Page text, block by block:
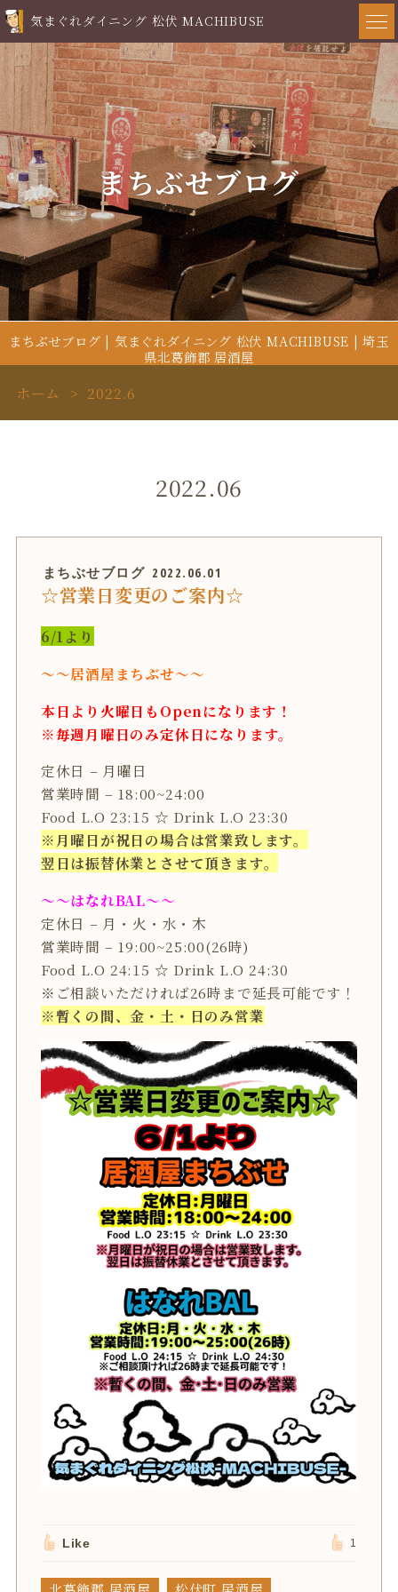
気まぐれダイニング 松伏 MACHIBUSE
まちぶせブログ
まちぶせブログ | 気まぐれダイニング 松伏 MACHIBUSE | 埼玉
県北葛飾郡 居酒屋
ホーム 2022.6
2022.06
まちぶせブログ 2022.06.01
☆営業日変更のご案内☆
6/1より
〜〜居酒屋まちぶせ〜〜
本日より火曜日もOpenになります！
※毎週月曜日のみ定休日になります。
定休日 – 月曜日
営業時間 – 18:00~24:00
Food L.O 23:15 ☆ Drink L.O 23:30
※月曜日が祝日の場合は営業致します。
翌日は振替休業とさせて頂きます。
〜〜はなれBAL〜〜
定休日 – 月・火・水・木
営業時間 – 19:00~25:00(26時)
Food L.O 24:15 ☆ Drink L.O 24:30
※ご相談いただければ26時まで延長可能です！
※暫くの間、金・土・日のみ営業
Like 1